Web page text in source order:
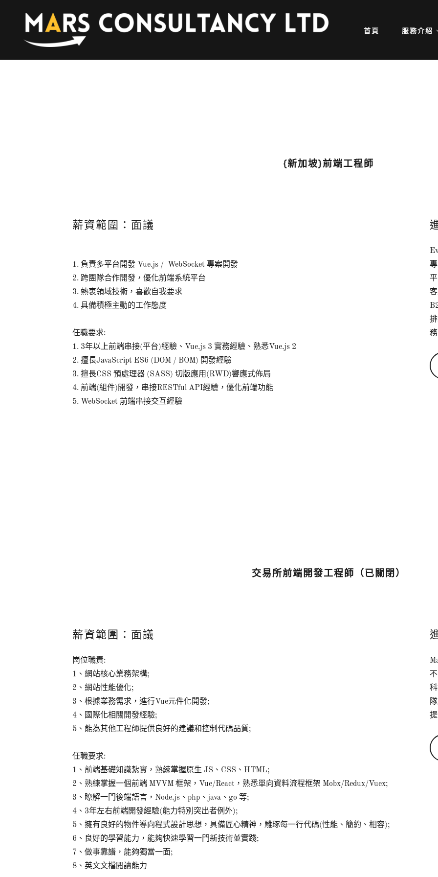
首頁 服務介紹
{新加坡}前端工程師
薪資範圍：面議
1. 負責多平台開發 Vue.js / WebSocket 專案開發
2. 跨團隊合作開發，優化前端系統平台
3. 熱衷領域技術，喜歡自我要求
4. 具備積極主動的工作態度
任職要求:
1. 3年以上前端串接(平台)經驗、Vue.js 3 實務經驗、熟悉Vue.js 2
2. 擅長JavaScript ES6 (DOM / BOM) 開發經驗
3. 擅長CSS 預處理器 (SASS) 切版應用(RWD)響應式佈局
4. 前端(組件)開發，串接RESTful API經驗，優化前端功能
5. WebSocket 前端串接交互經驗
務
交易所前端開發工程師（已關閉）
薪資範圍：面議
崗位職責:
1、網站核心業務架構;
2、網站性能優化;
3、根據業務需求，進行Vue元件化開發;
4、國際化相關開發經驗;
5、能為其他工程師提供良好的建議和控制代碼品質;
任職要求:
1、前端基礎知識紮實，熟練掌握原生 JS、CSS、HTML;
2、熟練掌握一個前端 MVVM 框架，Vue/React，熟悉單向資料流程框架 Mobx/Redux/Vuex;
3、瞭解一門後端語言，Node.js、php、java、go 等;
4、3年左右前端開發經驗(能力特別突出者例外);
5、擁有良好的物件導向程式設計思想，具備匠心精神，雕琢每一行代碼(性能、簡約、相容);
6、良好的學習能力，能夠快速學習一門新技術並實踐;
7、做事靠譜，能夠獨當一面;
8、英文文檔閱讀能力